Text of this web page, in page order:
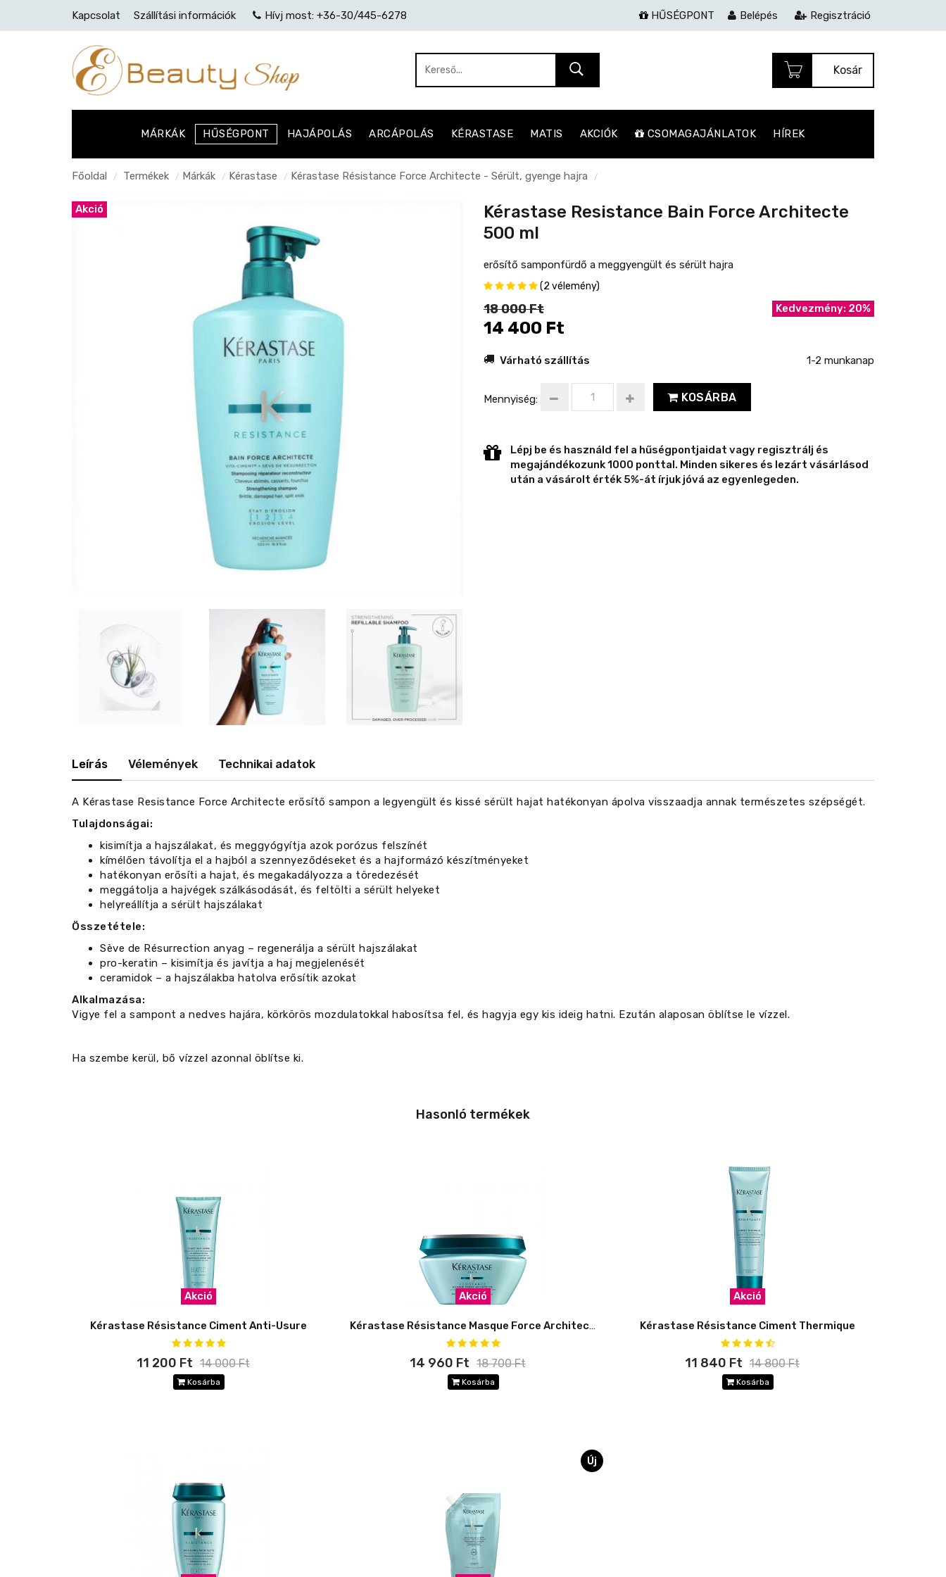
Kapcsolat Szállítási információk Hívj most: +36-30/445-6278 HŰSÉGPONT Belépés Regisztráció
Kosár
MÁRKÁK HŰSÉGPONT HAJÁPOLÁS ARCÁPOLÁS KÉRASTASE MATIS AKCIÓK CSOMAGAJÁNLATOK HÍREK
Főoldal / Termékek / Márkák / Kérastase / Kérastase Résistance Force Architecte - Sérült, gyenge hajra /
Akció
Kérastase Resistance Bain Force Architecte
500 ml
erősítő samponfürdő a meggyengült és sérült hajra
(2 vélemény)
18 000 Ft
14 400 Ft
Kedvezmény: 20%
Várható szállítás 1-2 munkanap
Mennyiség: KOSÁRBA
Lépj be és használd fel a hűségpontjaidat vagy regisztrálj és
megajándékozunk 1000 ponttal. Minden sikeres és lezárt vásárlásod
után a vásárolt érték 5%-át írjuk jóvá az egyenlegeden.
Leírás Vélemények Technikai adatok
A Kérastase Resistance Force Architecte erősítő sampon a legyengült és kissé sérült hajat hatékonyan ápolva visszaadja annak természetes szépségét.
Tulajdonságai:
kisimítja a hajszálakat, és meggyógyítja azok porózus felszínét
kímélően távolítja el a hajból a szennyeződéseket és a hajformázó készítményeket
hatékonyan erősíti a hajat, és megakadályozza a töredezését
meggátolja a hajvégek szálkásodását, és feltölti a sérült helyeket
helyreállítja a sérült hajszálakat
Összetétele:
Sève de Résurrection anyag – regenerálja a sérült hajszálakat
pro-keratin – kisimítja és javítja a haj megjelenését
ceramidok – a hajszálakba hatolva erősítik azokat
Alkalmazása:
Vigye fel a sampont a nedves hajára, körkörös mozdulatokkal habosítsa fel, és hagyja egy kis ideig hatni. Ezután alaposan öblítse le vízzel.
Ha szembe kerül, bő vízzel azonnal öblítse ki.
Hasonló termékek
Akció
Kérastase Résistance Ciment Anti-Usure
11 200 Ft 14 000 Ft
Kosárba
Akció
Kérastase Résistance Masque Force Architecte
14 960 Ft 18 700 Ft
Kosárba
Akció
Kérastase Résistance Ciment Thermique
11 840 Ft 14 800 Ft
Kosárba
Új